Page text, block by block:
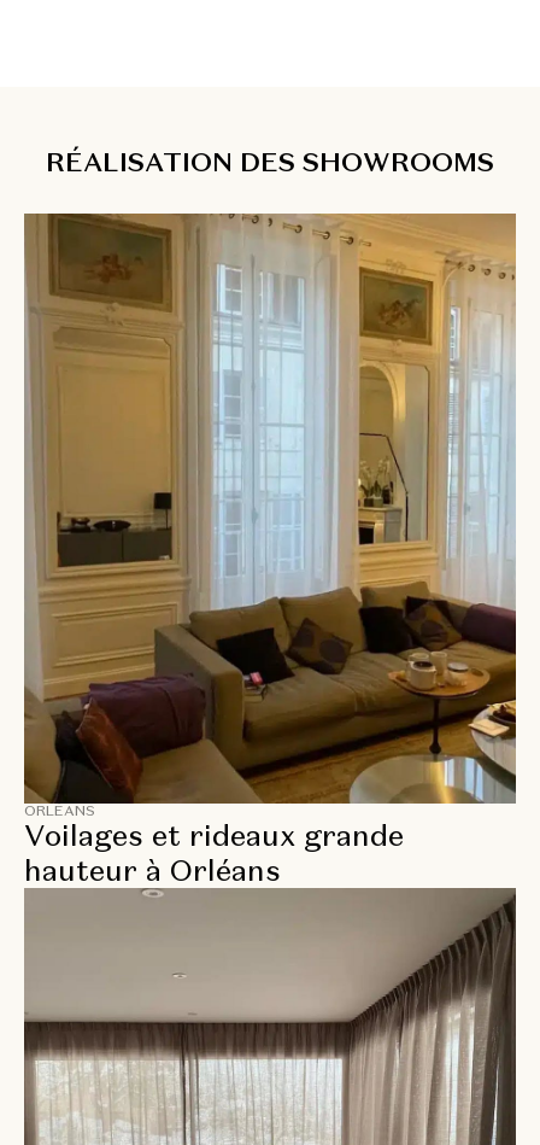
RÉALISATION DES SHOWROOMS
ORLÉANS
Voilages et rideaux grande
hauteur à Orléans